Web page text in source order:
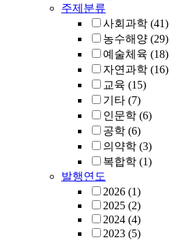
주제분류
사회과학 (41)
농수해양 (29)
예술체육 (18)
자연과학 (16)
교육 (15)
기타 (7)
인문학 (6)
공학 (6)
의약학 (3)
복합학 (1)
발행연도
2026 (1)
2025 (2)
2024 (4)
2023 (5)